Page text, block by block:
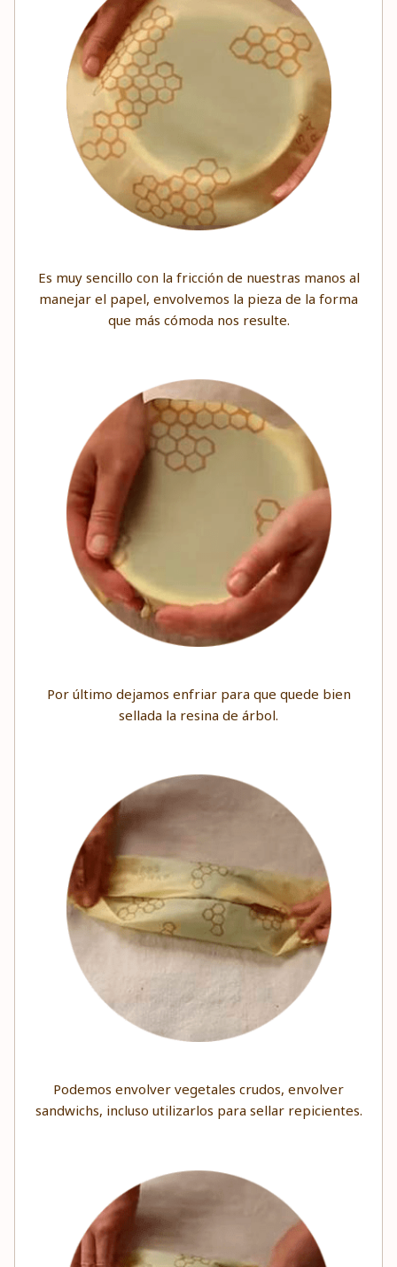
Es muy sencillo con la fricción de nuestras manos al
manejar el papel, envolvemos la pieza de la forma
que más cómoda nos resulte.
Por último dejamos enfriar para que quede bien
sellada la resina de árbol.
Podemos envolver vegetales crudos, envolver
sandwichs, incluso utilizarlos para sellar repicientes.